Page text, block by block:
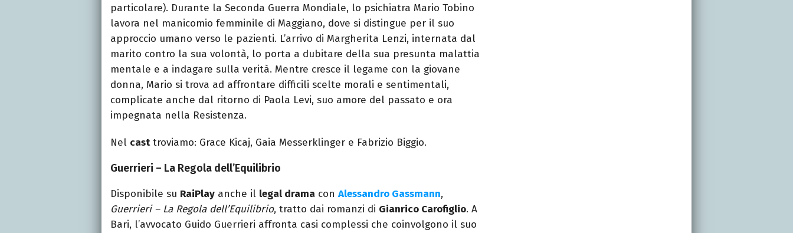
particolare). Durante la Seconda Guerra Mondiale, lo psichiatra Mario Tobino
lavora nel manicomio femminile di Maggiano, dove si distingue per il suo
approccio umano verso le pazienti. L’arrivo di Margherita Lenzi, internata dal
marito contro la sua volontà, lo porta a dubitare della sua presunta malattia
mentale e a indagare sulla verità. Mentre cresce il legame con la giovane
donna, Mario si trova ad affrontare difficili scelte morali e sentimentali,
complicate anche dal ritorno di Paola Levi, suo amore del passato e ora
impegnata nella Resistenza.
Nel casttroviamo: Grace Kicaj, Gaia Messerklinger e Fabrizio Biggio.
Guerrieri – La Regola dell’Equilibrio
Disponibile su RaiPlay anche il legal drama con Alessandro Gassmann,
Guerrieri – La Regola dell’Equilibrio, tratto dai romanzi di Gianrico Carofiglio. A
Bari, l’avvocato Guido Guerrieri affronta casi complessi che coinvolgono il suo